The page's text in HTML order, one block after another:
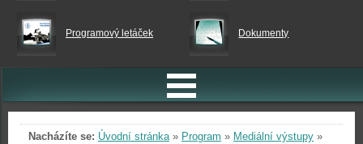
Programový letáček Dokumenty
Nacházíte se: Úvodní stránka» Program » Mediální výstupy »